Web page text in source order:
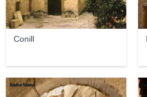
Conill
Isidre blanc